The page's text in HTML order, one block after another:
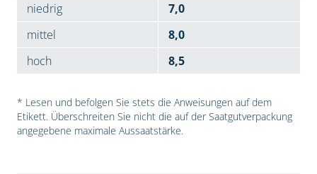
niedrig
7,0
mittel
8,0
hoch
8,5
* Lesen und befolgen Sie stets die Anweisungen auf dem
Etikett. Überschreiten Sie nicht die auf der Saatgutverpackung
angegebene maximale Aussaatstärke.